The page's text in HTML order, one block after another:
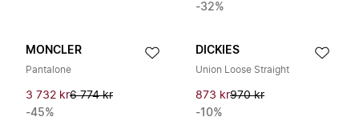
-32%
MONCLER
Pantalone
3 732 kr6 774 kr
-45%
DICKIES
Union Loose Straight
873 kr970 kr
-10%